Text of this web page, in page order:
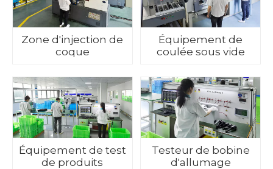
Zone d'injection de
coque
Équipement de
coulée sous vide
Équipement de test
de produits
Testeur de bobine
d'allumage